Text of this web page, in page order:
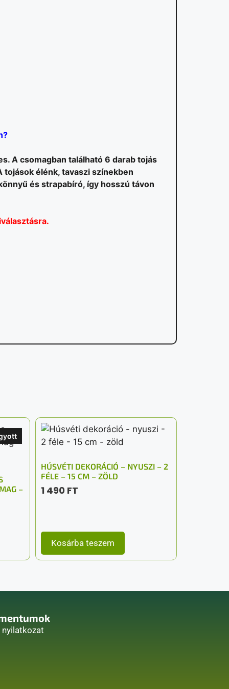
A csomagban található 6 darab tojás
élénk, tavaszi színekben
és strapabíró, így hosszú távon
–
HÚSVÉTI DEKORÁCIÓ – NYUSZI – 2
FÉLE – 15 CM – ZÖLD
1 490 FT
Kosárba teszem
nyilatkozat